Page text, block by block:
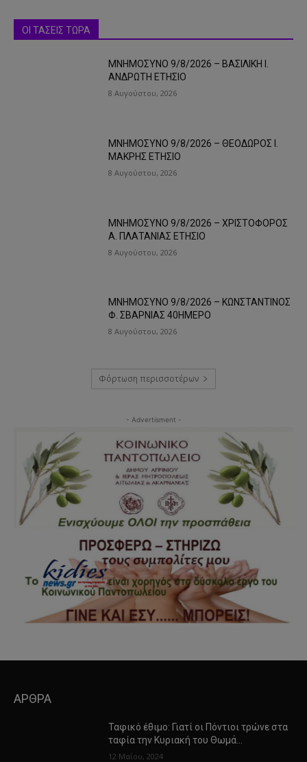
ΟΙ ΤΑΣΕΙΣ ΤΩΡΑ
ΜΝΗΜΟΣΥΝΟ 9/8/2026 – ΒΑΣΙΛΙΚΗ Ι.
ΑΝΔΡΩΤΗ ΕΤΗΣΙΟ
8 Αυγούστου, 2026
ΜΝΗΜΟΣΥΝΟ 9/8/2026 – ΘΕΟΔΩΡΟΣ Ι.
ΜΑΚΡΗΣ ΕΤΗΣΙΟ
8 Αυγούστου, 2026
ΜΝΗΜΟΣΥΝΟ 9/8/2026 – ΧΡΙΣΤΟΦΟΡΟΣ
Α. ΠΛΑΤΑΝΙΑΣ ΕΤΗΣΙΟ
8 Αυγούστου, 2026
ΜΝΗΜΟΣΥΝΟ 9/8/2026 – ΚΩΝΣΤΑΝΤΙΝΟΣ
Φ. ΣΒΑΡΝΙΑΣ 40ΗΜΕΡΟ
8 Αυγούστου, 2026
Φόρτωση περισσοτέρων
- Advertisment -
ΑΡΘΡΑ
Ταφικό έθιμο: Γιατί οι Πόντιοι τρώνε στα
ταφία την Κυριακή του Θωμά…
12 Μαΐου, 2024